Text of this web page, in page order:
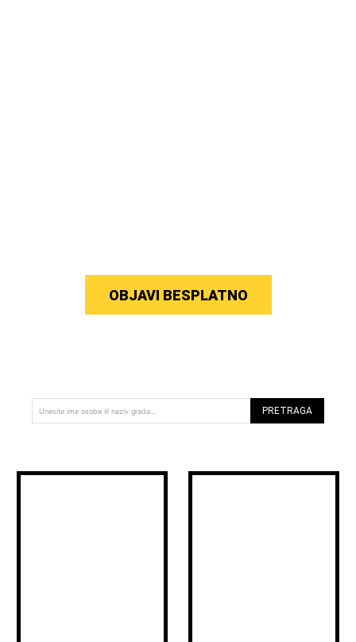
OBJAVI BESPLATNO
Unesite ime osobe ili naziv grada... PRETRAGA